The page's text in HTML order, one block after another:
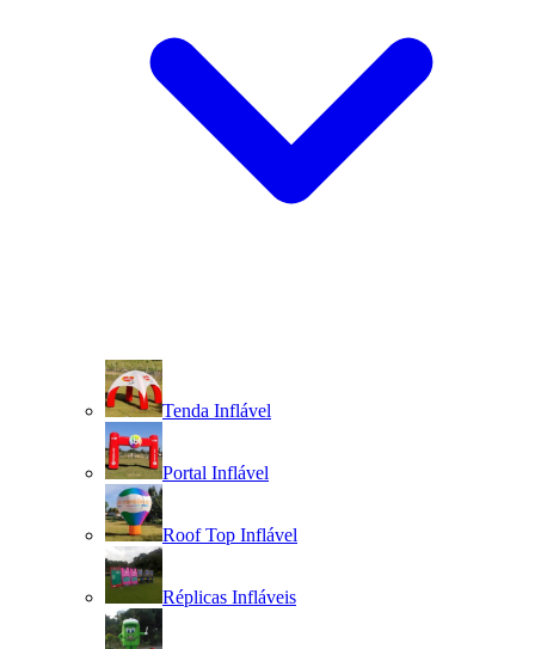
Tenda Inflável
Portal Inflável
Roof Top Inflável
Réplicas Infláveis